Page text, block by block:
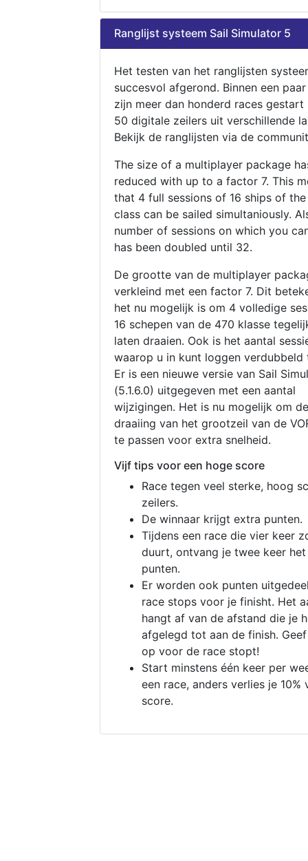
Ranglijst systeem Sail Simulator 5
Het testen van het ranglijsten
succesvol afgerond. Binnen een
zijn meer dan honderd races gestart
50 digitale zeilers uit verschillende
Bekijk de ranglijsten via de
The size of a multiplayer package
reduced with up to a factor 7. This
that 4 full sessions of 16 ships of
class can be sailed simultaniously.
number of sessions on which you
has been doubled until 32.
De grootte van de multiplayer
verkleind met een factor 7. Dit
het nu mogelijk is om 4 volledige
16 schepen van de 470 klasse
laten draaien. Ook is het aantal
waarop u in kunt loggen verdubbeld
Er is een nieuwe versie van Sail
(5.1.6.0) uitgegeven met een aantal
wijzigingen. Het is nu mogelijk om de
draaiing van het grootzeil van de
te passen voor extra snelheid.
Vijf tips voor een hoge score
Race tegen veel sterke, hoog
zeilers.
De winnaar krijgt extra punten.
Tijdens een race die vier keer
duurt, ontvang je twee keer
punten.
Er worden ook punten
race stops voor je finisht. Het
hangt af van de afstand die je
afgelegd tot aan de finish.
op voor de race stopt!
Start minstens één keer per
een race, anders verlies je 10%
score.